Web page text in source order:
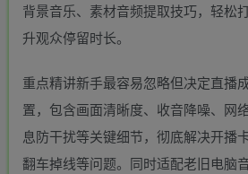
背景音乐、素材音频提取技巧，轻松
升观众停留时长。
重点精讲新手最容易忽略但决定直播
置，包含画面清晰度、收音降噪、网
息防干扰等关键细节，彻底解决开播
翻车掉线等问题。同时适配老旧电脑